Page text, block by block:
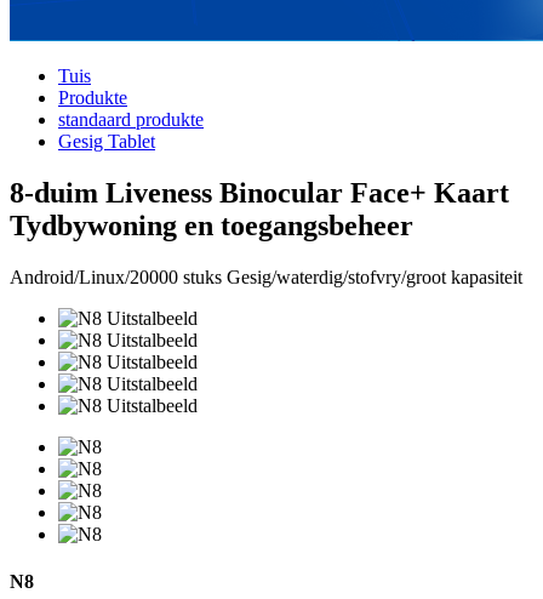
Tuis
Produkte
standaard produkte
Gesig Tablet
8-duim Liveness Binocular Face+ Kaart
Tydbywoning en toegangsbeheer
Android/Linux/20000 stuks Gesig/waterdig/stofvry/groot kapasiteit
N8